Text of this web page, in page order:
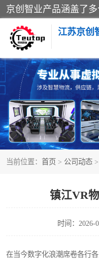
江苏京创
当前位置： 首页 > 公司动态
镇江VR
时间：2026-
在当今数字化浪潮席卷各行
VR物流实训
生产系统仿真
供应链管理
智慧零售实训
智慧物流实训室